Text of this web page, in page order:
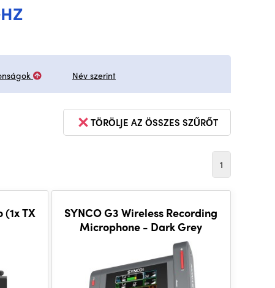
Név szerint
TÖRÖLJE AZ ÖSSZES SZŰRŐT
1
TX
SYNCO G3 Wireless Recording
Microphone - Dark Grey